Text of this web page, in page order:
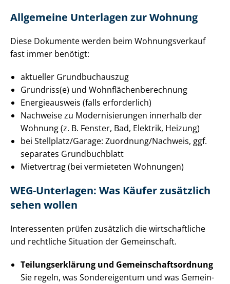
Allgemeine Unterlagen zur Wohnung
Diese Dokumente werden beim Wohnungsverkauf
fast immer benötigt:
aktueller Grundbuchauszug
Grundriss(e) und Wohn­flä­chen­be­rech­nung
Energieausweis (falls erforderlich)
Nachweise zu Mo­der­ni­sie­run­gen innerhalb der
Wohnung (z. B. Fenster, Bad, Elektrik, Heizung)
bei Stellplatz/Garage: Zuordnung/Nachweis, ggf.
separates Grundbuchblatt
Mietvertrag (bei vermieteten Wohnungen)
WEG-Unterlagen: Was Käufer zusätzlich
sehen wollen
Interessenten prüfen zusätzlich die wirtschaftliche
und rechtliche Situation der Gemeinschaft.
Tei­lungs­er­klä­rung und Ge­mein­schafts­ord­nung
Sie regeln, was Sondereigentum und was Ge­mein­